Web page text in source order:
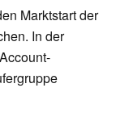
Marktstart der
In der